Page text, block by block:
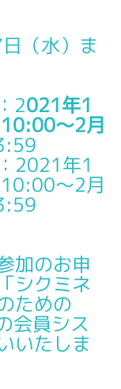
（水）ま
2021年1
～2月
2021年1
～2月
加のお申
シクミネ
ための
会員シス
いたしま